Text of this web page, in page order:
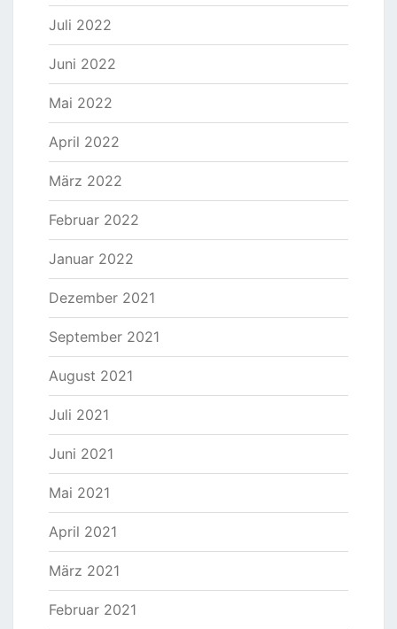
Juli 2022
Juni 2022
Mai 2022
April 2022
März 2022
Februar 2022
Januar 2022
Dezember 2021
September 2021
August 2021
Juli 2021
Juni 2021
Mai 2021
April 2021
März 2021
Februar 2021